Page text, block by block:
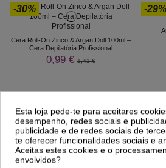
-30%
Cera Roll-On Zinco & Argan Doll 100ml –
Cera Depilatória Profissional
0,99 € 1,41 €
-29%
Esta loja pede-te para aceitares
desempenho, redes sociais e
publicidade e de redes sociais de
te oferecer funcionalidades sociais e
Aceitas estes cookies e o
envolvidos?